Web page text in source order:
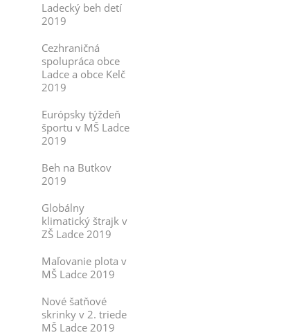
Ladecký beh detí
2019
Cezhraničná
spolupráca obce
Ladce a obce Kelč
2019
Európsky týždeň
športu v MŠ Ladce
2019
Beh na Butkov
2019
Globálny
klimatický štrajk v
ZŠ Ladce 2019
Maľovanie plota v
MŠ Ladce 2019
Nové šatňové
skrinky v 2. triede
MŠ Ladce 2019